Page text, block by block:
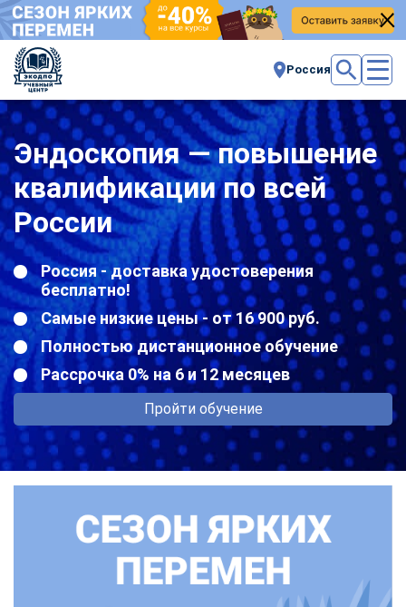
Россия
Эндоскопия — повышение
квалификации по всей
России
Россия - доставка удостоверения
бесплатно!
Самые низкие цены - от 16 900 руб.
Полностью дистанционное обучение
Рассрочка 0% на 6 и 12 месяцев
Пройти обучение